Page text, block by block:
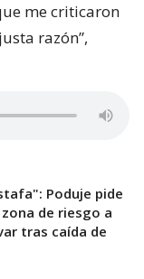
me criticaron
razón”,
Poduje pide
de riesgo a
tras caída de